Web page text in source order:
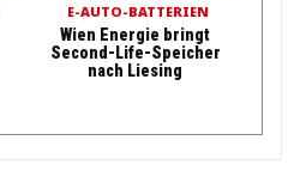
E-AUTO-BATTERIEN
Wien Energie bringt
Second-Life-Speicher
nach Liesing